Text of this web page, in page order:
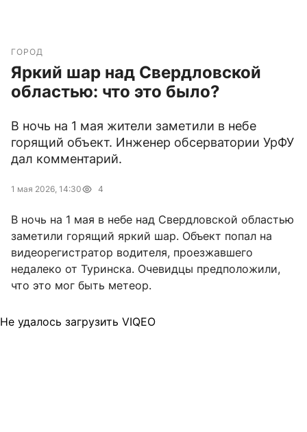
ГОРОД
Яркий шар над Свердловской
областью: что это было?
В ночь на 1 мая жители заметили в небе
горящий объект. Инженер обсерватории УрФУ
дал комментарий.
1 мая 2026, 14:30 4
В ночь на 1 мая в небе над Свердловской областью
заметили горящий яркий шар. Объект попал на
видеорегистратор водителя, проезжавшего
недалеко от Туринска. Очевидцы предположили,
что это мог быть метеор.
Не удалось загрузить VIQEO